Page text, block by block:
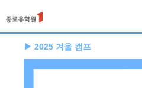
▶ 2025 겨울 캠프